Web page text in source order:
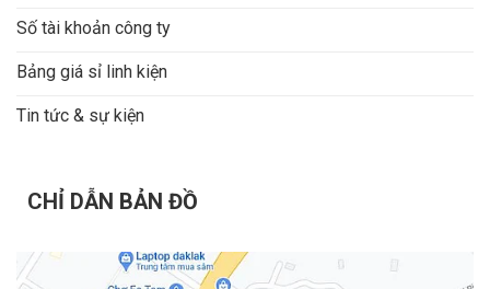
Số tài khoản công ty
Bảng giá sỉ linh kiện
Tin tức & sự kiện
CHỈ DẪN BẢN ĐỒ